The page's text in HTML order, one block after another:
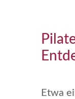
Etwa